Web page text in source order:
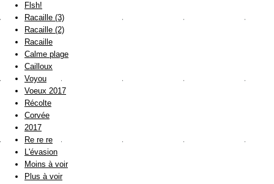
Flsh!
Racaille (3)
Racaille (2)
Racaille
Calme plage
Cailloux
Voyou
Voeux 2017
Récolte
Corvée
2017
Re re re
L'évasion
Moins à voir
Plus à voir